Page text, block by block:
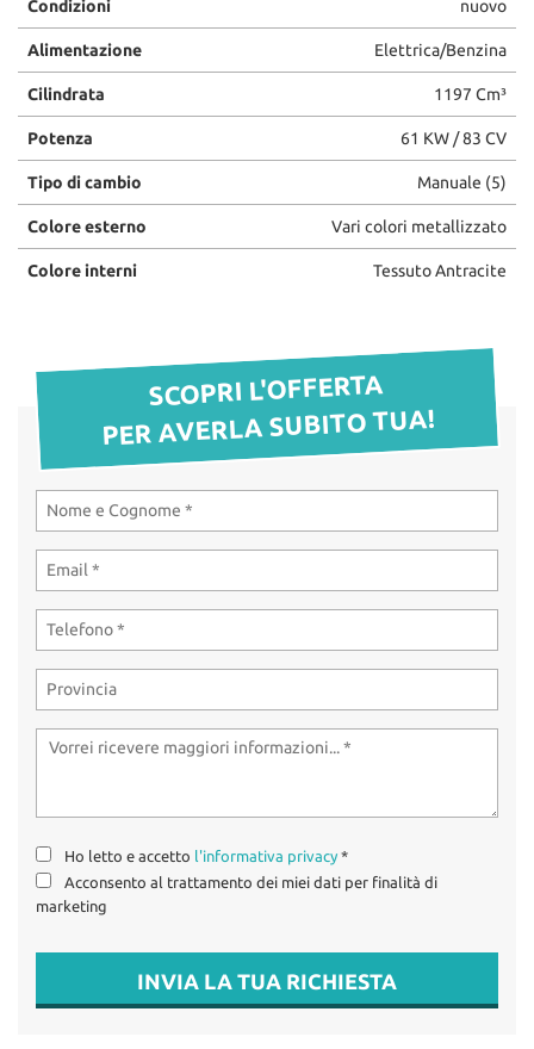
OFFICINA
RICAMBI
CHI SIAMO
LA VOCE DEI CLIENTI
HOME
OFFERTE OPEL
USATO / KM0 /
AZIENDALI
OFFICINA
Condizioni nuovo
Alimentazione Elettrica/Benzina
Cilindrata 1197 Cm³
Potenza 61 KW / 83 CV
Tipo di cambio Manuale (5)
Colore esterno Vari colori metallizzato
Colore interni Tessuto Antracite
SCOPRI L'OFFERTA
PER AVERLA SUBITO TUA!
Ho letto e accetto l'informativa privacy *
Acconsento al trattamento dei miei dati per finalità di
marketing
INVIA LA TUA RICHIESTA
strumenti
di
tracciamento
si
rimanda
alla
cookie
Puoi
rivedere
scelte
in
qualsiasi
momento.
Cookie necessari
Cookie delle preferenze
Cookie di marketing
cookie